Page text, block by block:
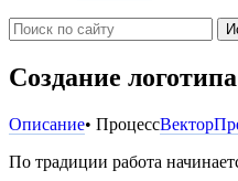
Создание
Описание• ПроцессВектор
По традиции работа